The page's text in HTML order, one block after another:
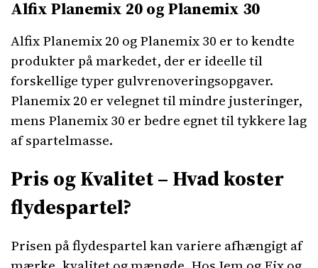
Alfix Planemix 20 og Planemix 30
Alfix Planemix 20 og Planemix 30 er to kendte
produkter på markedet, der er ideelle til
forskellige typer gulvrenoveringsopgaver.
Planemix 20 er velegnet til mindre justeringer,
mens Planemix 30 er bedre egnet til tykkere lag
af spartelmasse.
Pris og Kvalitet – Hvad koster
flydespartel?
Prisen på flydespartel kan variere afhængigt af